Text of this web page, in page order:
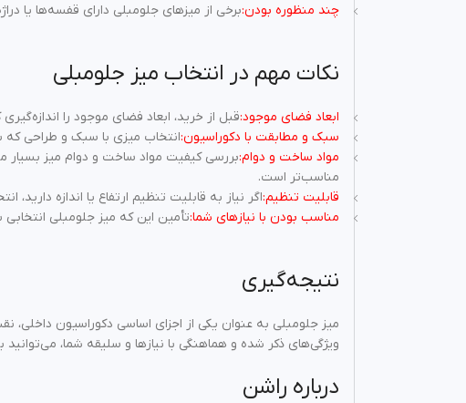
چند منظوره بودن:برخی از میزهای جلومبلی دارای قفسه‌ها یا
نکات مهم در انتخاب میز جلومبلی
ابعاد فضای موجود:قبل از خرید، ابعاد فضای موجود را
سبک و مطابقت با دکوراسیون:انتخاب میزی با سبک و طراحی که
مواد ساخت و دوام:بررسی کیفیت مواد ساخت و دوام میز بسیار
مناسب‌تر است.
قابلیت تنظیم:اگر نیاز به قابلیت تنظیم ارتفاع یا اندازه
مناسب بودن با نیازهای شما:تأمین این که میز جلومبلی
نتیجه‌گیری
میز جلومبلی به عنوان یکی از اجزای اساسی دکوراسیون داخلی،
ویژگی‌های ذکر شده و هماهنگی با نیازها و سلیقه شما،
درباره راشن